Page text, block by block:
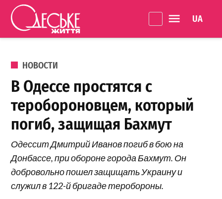
Перейти к содержанию
життя
ОПУБЛИКОВАНО В
НОВОСТИ
В Одессе простятся с
теробороновцем, который
погиб, защищая Бахмут
Одессит Дмитрий Иванов погиб в бою на
Донбассе, при обороне города Бахмут. Он
добровольно пошел защищать Украину и
служил в 122-й бригаде теробороны.